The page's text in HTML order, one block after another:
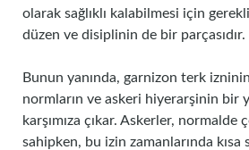
olarak sağlıklı kalabilmesi için
düzen ve disiplinin de bir parçasıdır.
Bunun yanında, garnizon terk izninin
normların ve askeri hiyerarşinin bir
karşımıza çıkar. Askerler, normalde
sahipken, bu izin zamanlarında